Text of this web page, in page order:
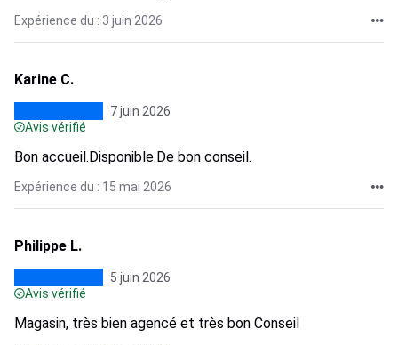
Expérience du : 3 juin 2026
Karine C.
7 juin 2026
Avis vérifié
Bon accueil.Disponible.De bon conseil.
Expérience du : 15 mai 2026
Philippe L.
5 juin 2026
Avis vérifié
Magasin, très bien agencé et très bon Conseil